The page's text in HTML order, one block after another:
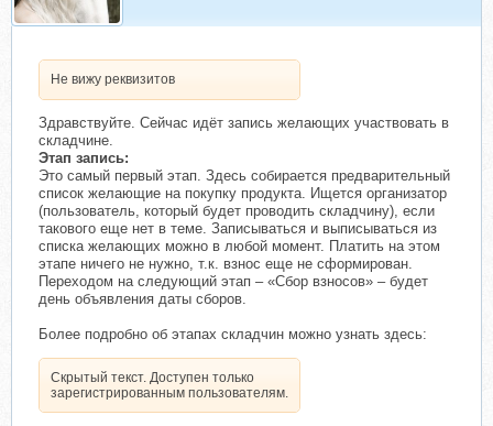
Не вижу реквизитов
Здравствуйте. Сейчас идёт запись желающих участвовать в
складчине.
Этап запись:
Это самый первый этап. Здесь собирается предварительный
список желающие на покупку продукта. Ищется организатор
(пользователь, который будет проводить складчину), если
такового еще нет в теме. Записываться и выписываться из
списка желающих можно в любой момент. Платить на этом
этапе ничего не нужно, т.к. взнос еще не сформирован.
Переходом на следующий этап – «Сбор взносов» – будет
день объявления даты сборов.
Более подробно об этапах складчин можно узнать здесь:
Скрытый текст. Доступен только
зарегистрированным пользователям.